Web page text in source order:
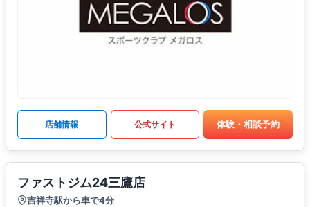
店舗情報 公式サイト 体験・相談予約
ファストジム24三鷹店
吉祥寺駅から車で4分